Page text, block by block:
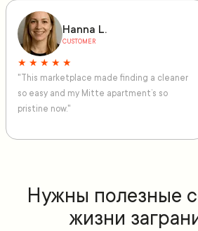
Hanna L.
CUSTOMER
★ ★ ★ ★ ★
"This marketplace made finding a cleaner
so easy and my Mitte apartment’s so
pristine now."
Нужны полезные
жизни